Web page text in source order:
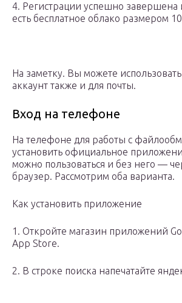
4. Регистрации успешно завершена
есть бесплатное облако размером
На заметку. Вы можете
аккаунт также и для почты.
Вход на телефоне
На телефоне для работы с
установить официальное
можно пользоваться и без него —
браузер. Рассмотрим оба варианта.
Как установить приложение
1. Откройте магазин приложений
App Store.
2. В строке поиска напечатайте